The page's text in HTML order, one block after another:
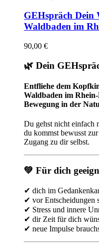
GEHspräch
Waldbaden im
90,00 €
🌿 Dein
Entfliehe dem
Waldbaden im
Bewegung in der
Du gehst nicht einfach
du kommst bewusst
Zugang zu dir selbst.
💚 Für dich
✔ dich im
✔ vor Entscheidungen
✔ Stress und innere
✔ dir Zeit für dich
✔ neue Impulse